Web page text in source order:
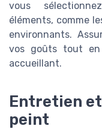
vous
éléments, comme
environnants.
vos goûts tout en
accueillant.
Entretien
peint